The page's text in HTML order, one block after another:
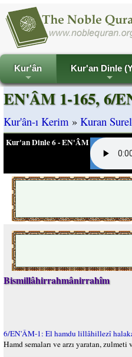
+
Kur'ân
+
Kur'an Dinle
EN'ÂM 1-165, 6/
Kur'ân-ı Kerim » Kuran
Kur'an Dinle 6 - EN'ÂM
Bismillâhirrahmânirrahîm
6/EN'ÂM-1: El hamdu lillâhillezî
Hamd semaları ve arzı yaratan,